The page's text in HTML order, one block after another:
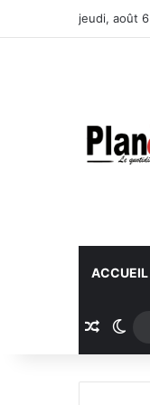
jeudi, août
ACCUEIL
Article